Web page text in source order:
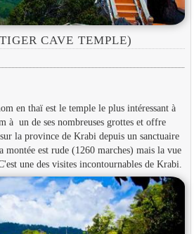
CAVE TEMPLE)
en thaï est le temple le plus intéressant à
un de ses nombreuses grottes et offre
la province de Krabi depuis un sanctuaire
montée est rude (1260 marches) mais la vue
une des visites incontournables de Krabi.